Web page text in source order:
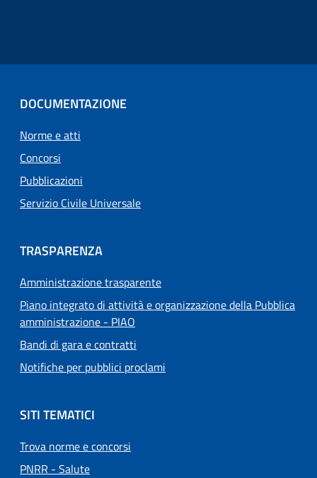
DOCUMENTAZIONE
Norme e atti
Concorsi
Pubblicazioni
Servizio Civile Universale
TRASPARENZA
Amministrazione trasparente
Piano integrato di attività e organizzazione della Pubblica
amministrazione - PIAO
Bandi di gara e contratti
Notifiche per pubblici proclami
SITI TEMATICI
Trova norme e concorsi
PNRR - Salute